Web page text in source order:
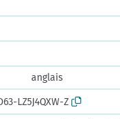
anglais
LZ5J4QXW-Z